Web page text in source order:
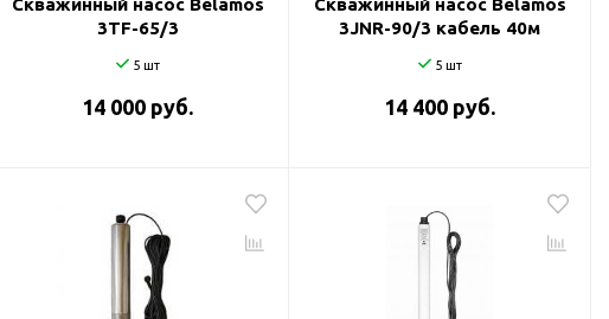
Скважинный насос Belamos
3TF-65/3
5 шт
14 000 руб.
Скважинный насос Belamos
3JNR-90/3 кабель 40м
5 шт
14 400 руб.